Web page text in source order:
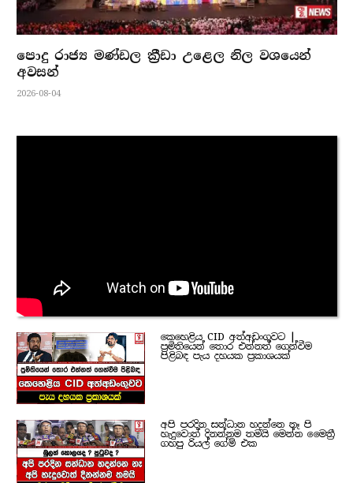
පොදු රාජ්‍ය මණ්ඩල ක්‍රීඩා උළෙල නිල වශයෙන්
අවසන්
2026-08-04
කෙහෙළිය CID අත්අඩංගුවට |
ප්‍රමිතියෙන් තොර එන්නත් ගෙන්වීම
පිළිබඳ පැය දහයක ප්‍රකාශයක්
අපි පරදින සන්ධාන හදන්නෙ නෑ පි
හැදුවොත් දිනන්නම තමයි මෙන්න මෛත්‍රී
ගහපු රියල් ගේම් එක